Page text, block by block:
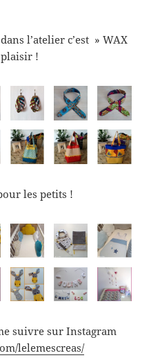
l’atelier c’est » WAX
!
les petits !
suivre sur Instagram
lelemescreas/